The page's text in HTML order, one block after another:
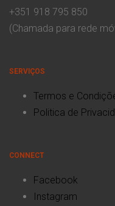
+351 918 795 850
(Chamada para rede
SERVIÇOS
Termos e
Politica de
CONNECT
Facebook
Instagram